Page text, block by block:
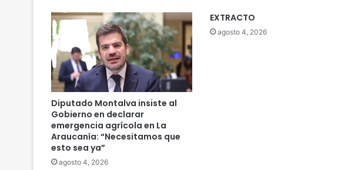
a
o
y
H
u
a
l
a
i
h
u
é
i
Diputado Montalva insiste al
Gobierno en declarar
emergencia agrícola en La
Araucanía: “Necesitamos que
esto sea ya”
agosto 4, 2026
EXTRACTO
agosto 4, 2026